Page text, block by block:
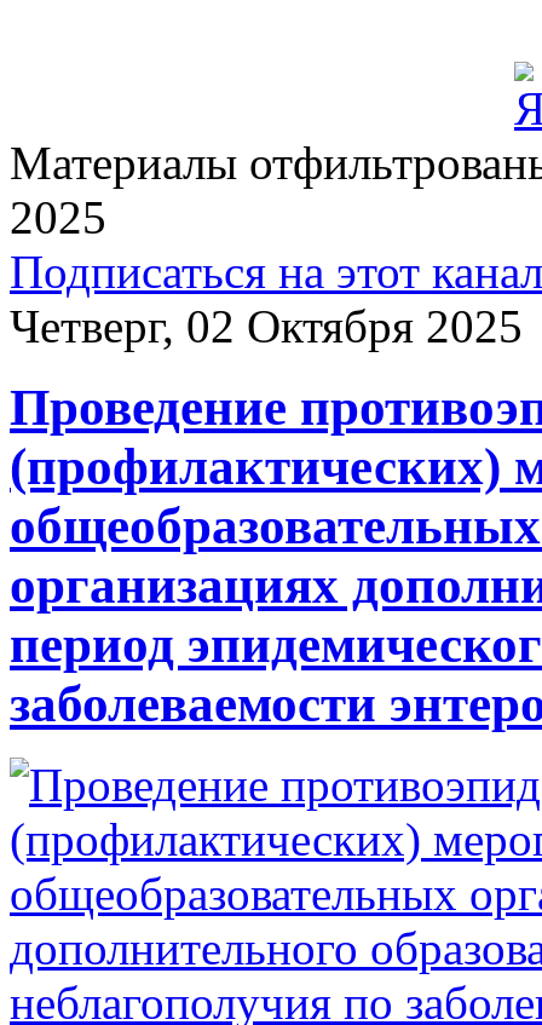
Материалы
2025
Подписаться на этот
Четверг, 02 Октября 2025
Проведение
(профилактических)
организациях
период
заболеваемости